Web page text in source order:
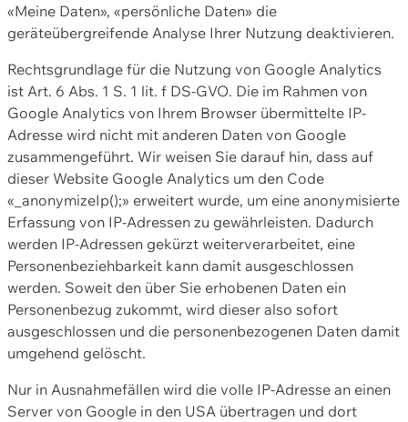
«Meine Daten», «persönliche Daten» die
geräteübergreifende Analyse Ihrer Nutzung deaktivieren.
Rechtsgrundlage für die Nutzung von Google Analytics
ist Art. 6 Abs. 1 S. 1 lit. f DS-GVO. Die im Rahmen von
Google Analytics von Ihrem Browser übermittelte IP-
Adresse wird nicht mit anderen Daten von Google
zusammengeführt. Wir weisen Sie darauf hin, dass auf
dieser Website Google Analytics um den Code
«_anonymizeIp();» erweitert wurde, um eine anonymisierte
Erfassung von IP-Adressen zu gewährleisten. Dadurch
werden IP-Adressen gekürzt weiterverarbeitet, eine
Personenbeziehbarkeit kann damit ausgeschlossen
werden. Soweit den über Sie erhobenen Daten ein
Personenbezug zukommt, wird dieser also sofort
ausgeschlossen und die personenbezogenen Daten damit
umgehend gelöscht.
Nur in Ausnahmefällen wird die volle IP-Adresse an einen
Server von Google in den USA übertragen und dort